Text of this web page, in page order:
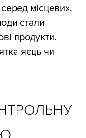
місцевих.
стали
продукти.
яєць чи